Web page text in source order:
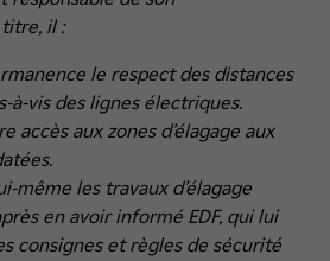
il :
le respect des distances
à-vis des lignes électriques.
accès aux zones d’élagage aux
même les travaux d’élagage
en avoir informé EDF, qui lui
consignes et règles de sécurité